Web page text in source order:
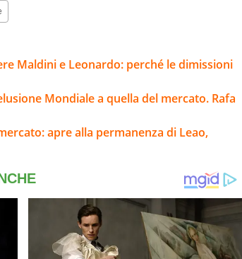
Maldini e Leonardo: perché le dimissioni
Mondiale a quella del mercato. Rafa
apre alla permanenza di Leao,